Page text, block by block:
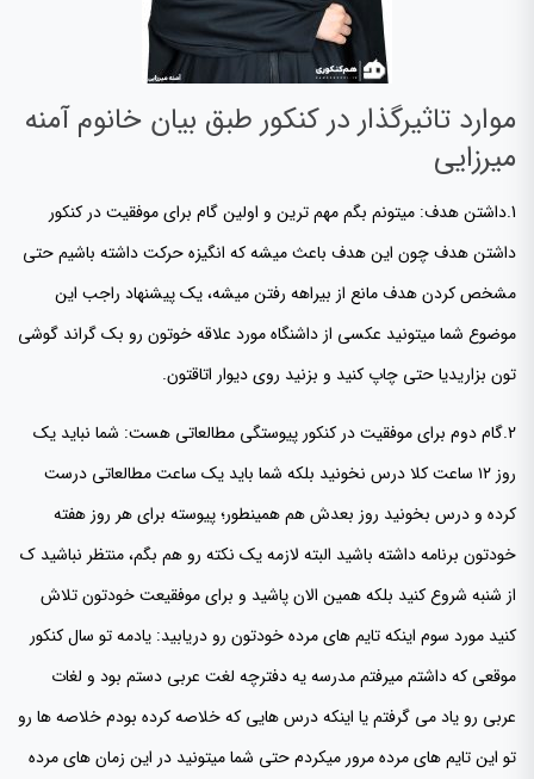
موارد تاثیرگذار در کنکور طبق بیان خانوم آمنه
میرزایی
1.داشتن هدف: میتونم بگم مهم ترین و اولین گام برای موفقیت در کنکور
داشتن هدف چون این هدف باعث میشه که انگیزه حرکت داشته باشیم حتی
مشخص کردن هدف مانع از بیراهه رفتن میشه، یک پیشنهاد راجب این
موضوع شما میتونید عکسی از داشنگاه مورد علاقه خوتون رو بک گراند گوشی
تون بزاریدیا حتی چاپ کنید و بزنید روی دیوار اتاقتون.
2.گام دوم برای موفقیت در کنکور پیوستگی مطالعاتی هست: شما نباید یک
روز ۱۲ ساعت کلا درس نخونید بلکه شما باید یک ساعت مطالعاتی درست
کرده و درس بخونید روز بعدش هم همینطور؛ پیوسته برای هر روز هفته
خودتون برنامه داشته باشید البته لازمه یک نکته رو هم بگم، منتظر نباشید ک
از شنبه شروع کنید بلکه همین الان پاشید و برای موفقیعت خودتون تلاش
کنید مورد سوم اینکه تایم های مرده خودتون رو دریابید: یادمه تو سال کنکور
موقعی که داشتم میرفتم مدرسه یه دفترچه لغت عربی دستم بود و لغات
عربی رو یاد می گرفتم یا اینکه درس هایی که خلاصه کرده بودم خلاصه ها رو
تو این تایم های مرده مرور میکردم حتی شما میتونید در این زمان های مرده